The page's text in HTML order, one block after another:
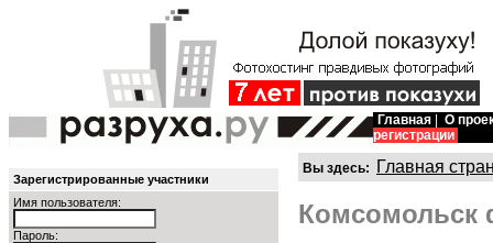
Главная
О
регистрации
Зарегистрированные участники
Имя пользователя:
Пароль:
Вы здесь: Главная
Комсомольск